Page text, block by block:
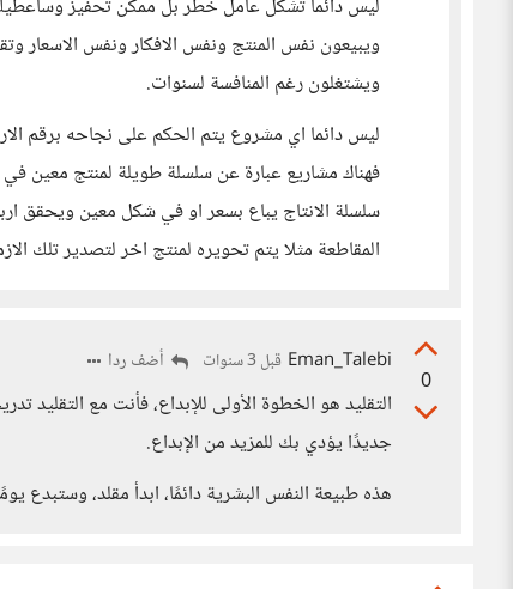
ليس دائما تشكل عامل خطر بل ممكن تحفيز وساعطيك
ويبيعون نفس المنتج ونفس الافكار ونفس
ويشتغلون رغم المنافسة لسنوات.
ليس دائما اي مشروع يتم الحكم على نجاحه برقم
فهناك مشاريع عبارة عن سلسلة طويلة لمنتج معين
سلسلة الانتاج يباع بسعر او في شكل معين ويحقق
المقاطعة مثلا يتم تحويره لمنتج اخر لتصدير تلك
0
Eman_Talebi قبل 3 سنوات أضف ردا
التقليد هو الخطوة الأولى للإبداع، فأنت مع التقليد
جديدًا يؤدي بك للمزيد من الإبداع.
هذه طبيعة النفس البشرية دائمًا، ابدأ مقلد، وستبدع